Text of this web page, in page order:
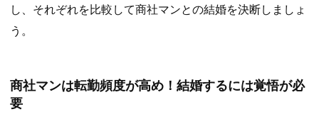
し、それぞれを比較して商社マンとの結婚を決断しましょ
う。
商社マンは転勤頻度が高め！結婚するには覚悟が必
要